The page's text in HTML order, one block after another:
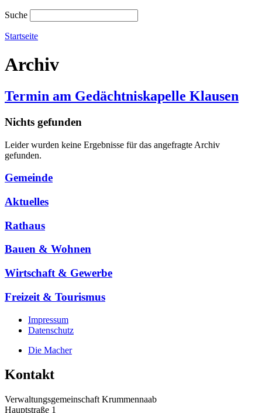
Suche
Startseite
Archiv
Termin am Gedächtniskapelle Klausen
Nichts gefunden
Leider wurden keine Ergebnisse für das angefragte Archiv
gefunden.
Gemeinde
Aktuelles
Rathaus
Bauen & Wohnen
Wirtschaft & Gewerbe
Freizeit & Tourismus
Impressum
Datenschutz
Die Macher
Kontakt
Verwaltungsgemeinschaft Krummennaab
Hauptstraße 1